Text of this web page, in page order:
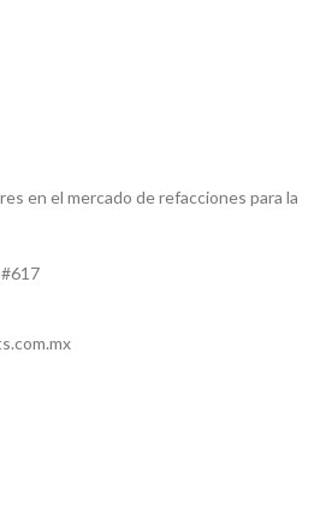
en el mercado de refacciones para la